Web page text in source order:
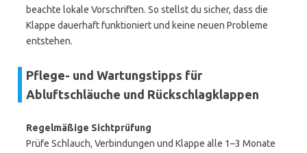
beachte lokale Vorschriften. So stellst du sicher, dass die
Klappe dauerhaft funktioniert und keine neuen Probleme
entstehen.
Pflege- und Wartungstipps für
Abluftschläuche und Rückschlagklappen
Regelmäßige Sichtprüfung
Prüfe Schlauch, Verbindungen und Klappe alle 1–3 Monate